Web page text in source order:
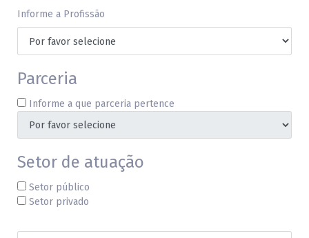
Informe a Profissão
Parceria
Informe a que parceria pertence
Setor de atuação
Setor público
Setor privado